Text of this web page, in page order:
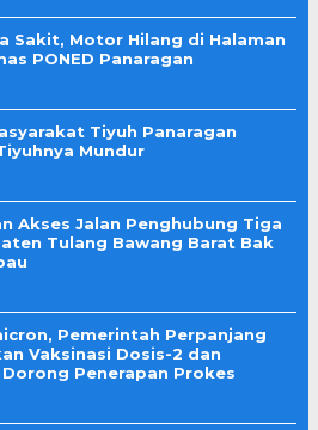
Sakit, Motor Hilang di Halaman
PONED Panaragan
Tiyuh Panaragan
Mundur
Akses Jalan Penghubung Tiga
Tulang Bawang Barat Bak
Pemerintah Perpanjang
Vaksinasi Dosis-2 dan
Penerapan Prokes